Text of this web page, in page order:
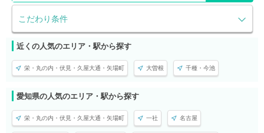
こだわり条件
近くの人気のエリア・駅から探す
栄・丸の内・伏見・久屋大通・矢場町 大曽根 千種・今池
愛知県の人気のエリア・駅から探す
栄・丸の内・伏見・久屋大通・矢場町 一社 名古屋